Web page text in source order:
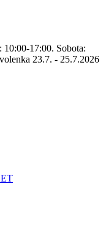
17:00. Sobota:
23.7. - 25.7.2026